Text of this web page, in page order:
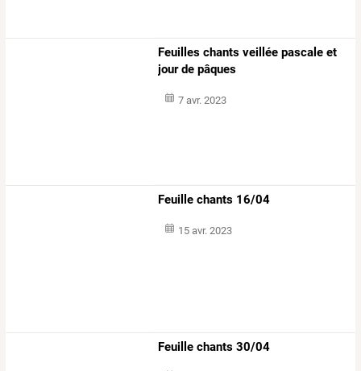
Feuilles chants veillée pascale et
jour de pâques
7 avr. 2023
Feuille chants 16/04
15 avr. 2023
Feuille chants 30/04